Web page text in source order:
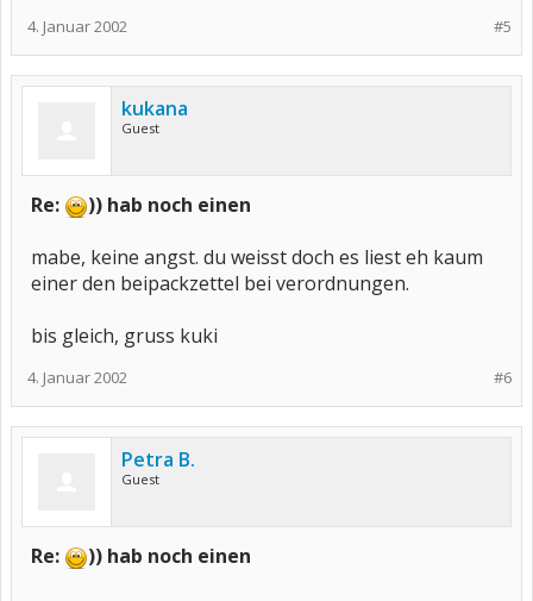
#5
4. Januar 2002
kukana
Guest
Re:
)) hab noch einen
mabe, keine angst. du weisst doch es liest eh kaum
einer den beipackzettel bei verordnungen.
bis gleich, gruss kuki
#6
4. Januar 2002
Petra B.
Guest
Re:
)) hab noch einen